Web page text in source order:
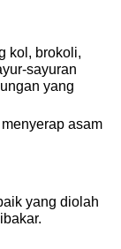
kol, brokoli,
sayuran
yang
asam
yang diolah